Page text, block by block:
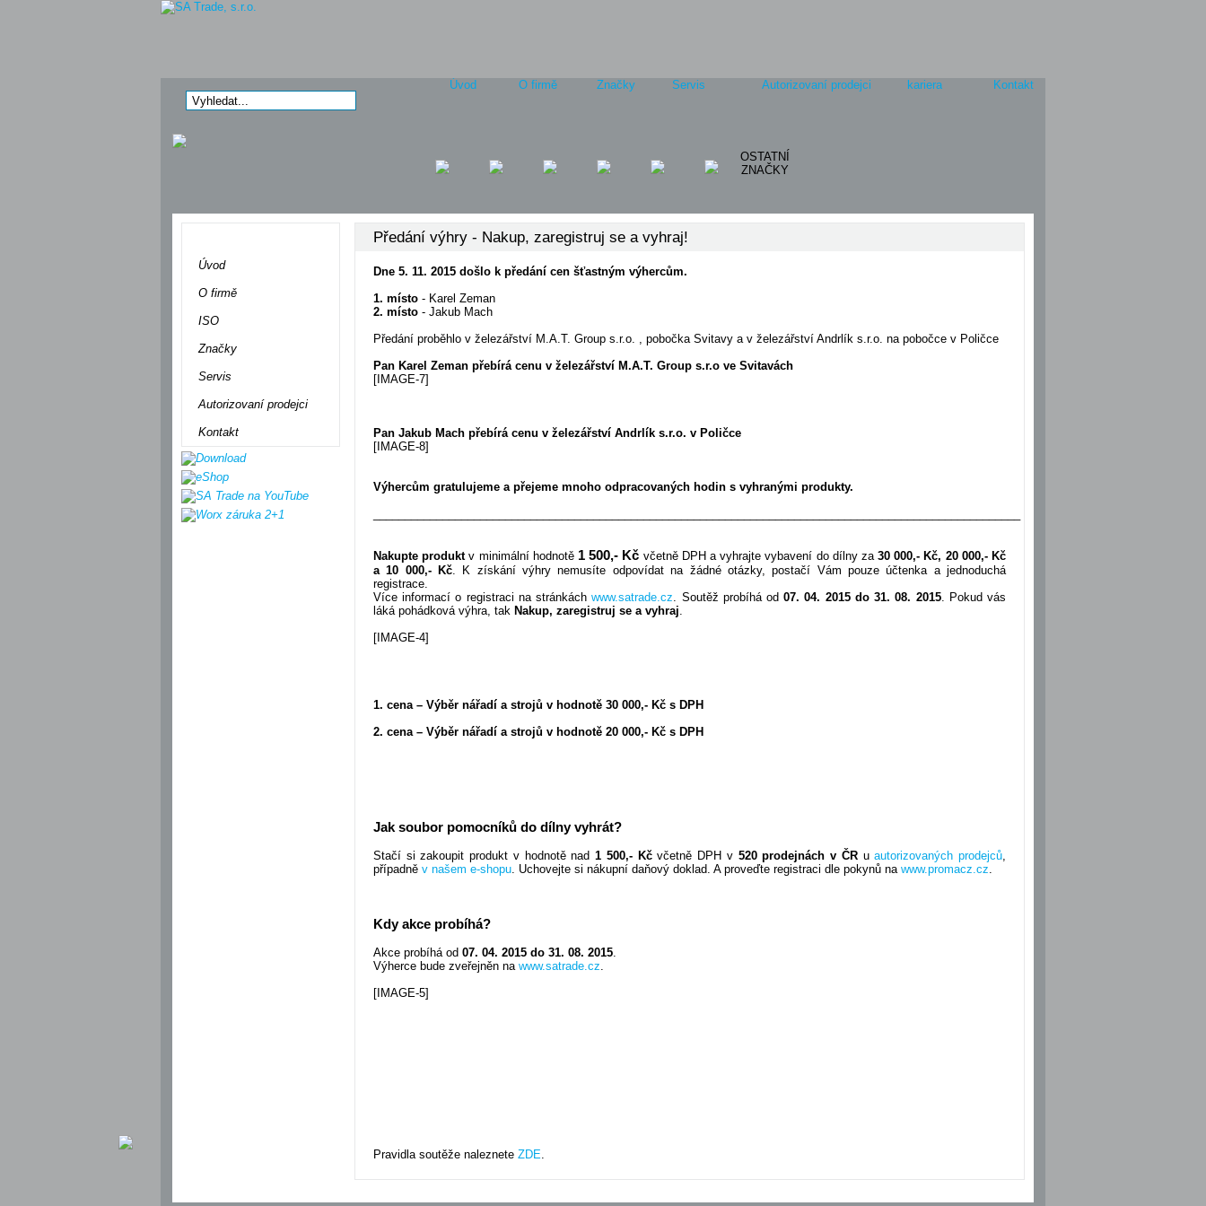
Úvod O firmě Značky Servis Autorizovaní prodejci kariera Kontakt
OSTATNÍ
ZNAČKY
Úvod
O firmě
ISO
Značky
Servis
Autorizovaní prodejci
Kontakt
Předání výhry - Nakup, zaregistruj se a vyhraj!
Dne 5. 11. 2015 došlo k předání cen šťastným výhercům.
1. místo - Karel Zeman
2. místo - Jakub Mach
Předání proběhlo v železářství M.A.T. Group s.r.o. , pobočka Svitavy a v železářství Andrlík s.r.o. na pobočce v Poličce
Pan Karel Zeman přebírá cenu v železářství M.A.T. Group s.r.o ve Svitavách
[IMAGE-7]
Pan Jakub Mach přebírá cenu v železářství Andrlík s.r.o. v Poličce
[IMAGE-8]
Výhercům gratulujeme a přejeme mnoho odpracovaných hodin s vyhranými produkty.
Nakupte produktv minimální hodnotě 1 500,- Kč včetně DPH a vyhrajte vybavení do dílny za30 000,- Kč, 20 000,- Kč
a 10 000,- Kč. K získání výhry nemusíte odpovídat na žádné otázky, postačí Vám pouze účtenka a jednoduchá
registrace.
Více informací o registraci na stránkáchwww.satrade.cz. Soutěž probíhá od07. 04. 2015 do 31. 08. 2015. Pokud vás
láká pohádková výhra, tak Nakup, zaregistruj se a vyhraj.
[IMAGE-4]
1. cena – Výběr nářadí a strojů v hodnotě 30 000,- Kč s DPH
2. cena – Výběr nářadí a strojů v hodnotě 20 000,- Kč s DPH
Jak soubor pomocníků do dílny vyhrát?
Stačí si zakoupit produkt v hodnotě nad1 500,- Kčvčetně DPH v 520 prodejnách v ČRuautorizovaných prodejců,
případně v našem e-shopu. Uchovejte si nákupní daňový doklad. A proveďte registraci dle pokynů na www.promacz.cz.
Kdy akce probíhá?
Akce probíhá od 07. 04. 2015 do 31. 08. 2015.
Výherce bude zveřejněn na www.satrade.cz.
[IMAGE-5]
Pravidla soutěže naleznete ZDE.